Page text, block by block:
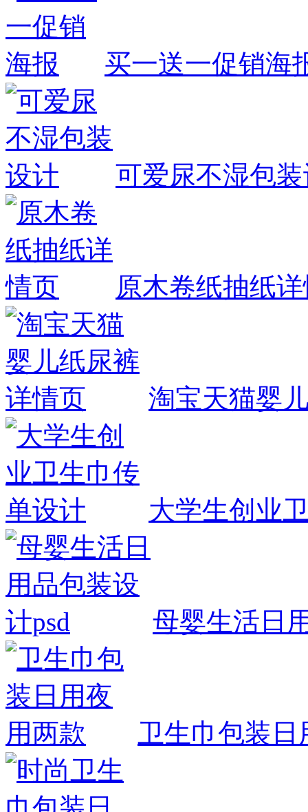
买一送一促销海
可爱尿不湿包
原木卷纸抽纸
淘宝天猫婴
大学生创业
母婴生活日
卫生巾包装